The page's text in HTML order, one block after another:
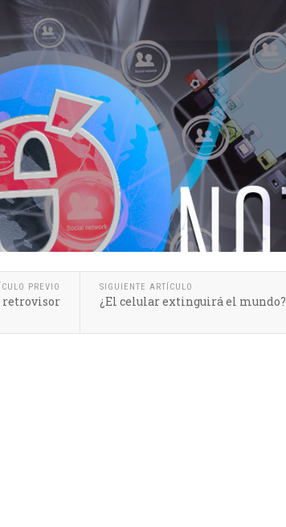
PREVIO
retrovisor
SIGUIENTE ARTÍCULO
¿El celular extinguirá el mundo?